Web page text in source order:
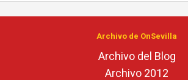
Archivo de OnSevilla
Archivo del Blog
Archivo 2012